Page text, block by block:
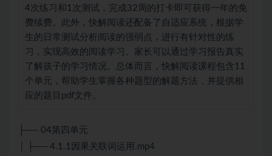
4次练习和1次测试，完成32周的打卡即可获得一年的免
费续费。此外，快解阅读还配备了自适应系统，根据学
生的日常测试分析阅读的强弱点，进行有针对性的练
习，实现高效的阅读学习。家长可以通过学习报告真实
了解孩子的学习情况。总体而言，快解阅读课程包含11
个单元，帮助学生掌握各种题型的解题方法，并提供相
应的题目pdf文件。
├── 04第四单元
│ ├── 4.1.1因果关联词运用.mp4